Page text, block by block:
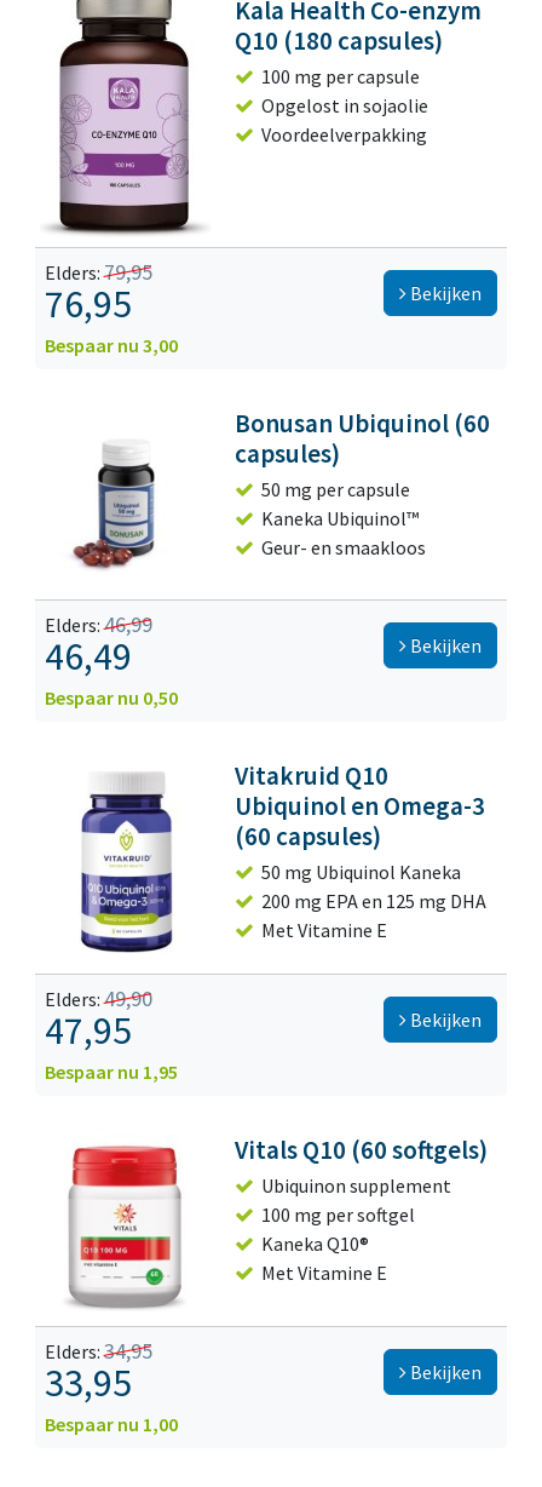
Kala Health Co-enzym
Q10 (180 capsules)
100 mg per capsule
Opgelost in sojaolie
Voordeelverpakking
Elders:79,95
76,95
Bespaar nu 3,00
Bekijken
Bonusan Ubiquinol (60
capsules)
50 mg per capsule
Kaneka Ubiquinol™
Geur- en smaakloos
Elders:46,99
46,49
Bespaar nu 0,50
Bekijken
Vitakruid Q10
Ubiquinol en Omega-3
(60 capsules)
50 mg Ubiquinol Kaneka
200 mg EPA en 125 mg DHA
Met Vitamine E
Elders:49,90
47,95
Bespaar nu 1,95
Bekijken
Vitals Q10 (60 softgels)
Ubiquinon supplement
100 mg per softgel
Kaneka Q10®
Met Vitamine E
Elders:34,95
33,95
Bespaar nu 1,00
Bekijken